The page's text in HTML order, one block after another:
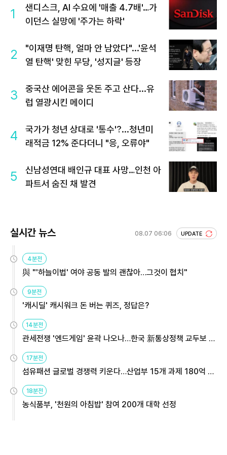
1
샌디스크, AI 수요에 '매출 4.7배'…가
이던스 실망에 '주가는 하락'
2
"이재명 탄핵, 얼마 안 남았다"...'윤석
열 탄핵' 맞힌 무당, '성지글' 등장
3
중국산 에어콘을 웃돈 주고 산다...유
럽 열광시킨 메이디
4
국가가 청년 상대로 '통수'?...청년미
래적금 12% 준다더니 "응, 오류야"
5
신남성연대 배인규 대표 사망…인천 아
파트서 숨진 채 발견
실시간 뉴스 08.07 06:06 UPDATE
4분전
與 "'하늘이법' 여야 공동 발의 괜찮아…그것이 협치"
9분전
'캐시딜' 캐시워크 돈 버는 퀴즈, 정답은?
14분전
관세전쟁 '엔드게임' 윤곽 나오나…한국 新통상정책 교두보 활
17분전
섬유패션 글로벌 경쟁력 키운다…산업부 15개 과제 180억 지
18분전
농식품부, '천원의 아침밥' 참여 200개 대학 선정